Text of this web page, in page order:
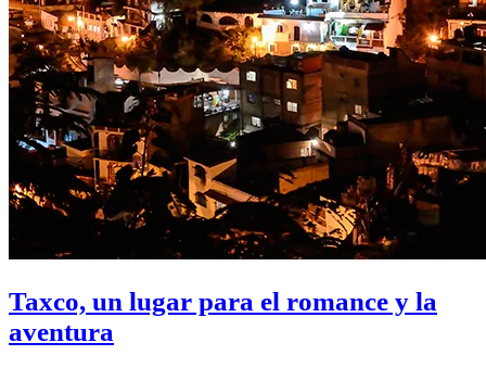
Taxco, un lugar para el romance y la
aventura